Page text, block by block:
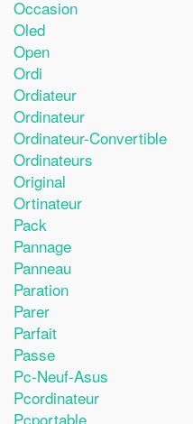
Occasion
Oled
Open
Ordi
Ordiateur
Ordinateur
Ordinateur-Convertible
Ordinateurs
Original
Ortinateur
Pack
Pannage
Panneau
Paration
Parer
Parfait
Passe
Pc-Neuf-Asus
Pcordinateur
Pcportable